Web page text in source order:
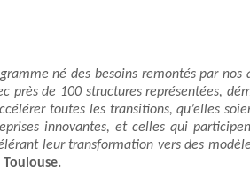
né des besoins remontés par
près de 100 structures représentées,
toutes les transitions, qu’elles
innovantes, et celles qui
leur transformation vers des
Toulouse.